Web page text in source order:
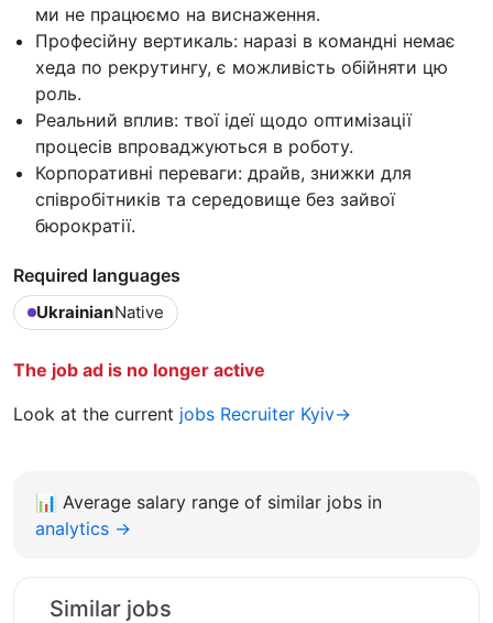
ми не працюємо на виснаження.
Професійну вертикаль: наразі в командні немає
хеда по рекрутингу, є можливість обійняти цю
роль.
Реальний вплив: твої ідеї щодо оптимізації
процесів впроваджуються в роботу.
Корпоративні переваги: драйв, знижки для
співробітників та середовище без зайвої
бюрократії.
Required languages
UkrainianNative
The job ad is no longer active
Look at the current jobs Recruiter Kyiv→
📊 Average salary range of similar jobs in
analytics →
Similar jobs